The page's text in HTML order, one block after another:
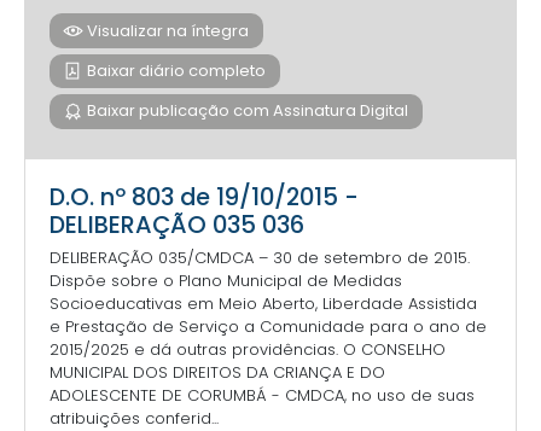
Visualizar na íntegra
Baixar diário completo
Baixar publicação com Assinatura Digital
D.O. nº 803 de 19/10/2015 -
DELIBERAÇÃO 035 036
DELIBERAÇÃO 035/CMDCA – 30 de setembro de 2015.
Dispõe sobre o Plano Municipal de Medidas
Socioeducativas em Meio Aberto, Liberdade Assistida
e Prestação de Serviço a Comunidade para o ano de
2015/2025 e dá outras providências. O CONSELHO
MUNICIPAL DOS DIREITOS DA CRIANÇA E DO
ADOLESCENTE DE CORUMBÁ - CMDCA, no uso de suas
atribuições conferid...